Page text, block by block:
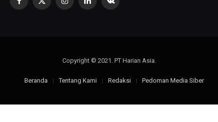
Facebook
X
InstagramLinkedInVKontakte
Copyright © 2021. PT Harian Asia.
Beranda Tentang Kami Redaksi Pedoman Media Siber